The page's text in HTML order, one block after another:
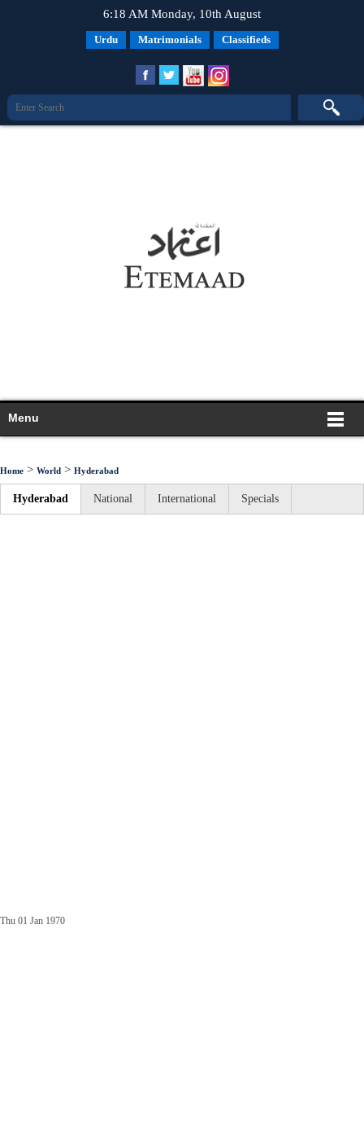
6:18 AM Monday, 10th August
Urdu Matrimonials Classifieds
Menu
Home > World > Hyderabad
Hyderabad National International Specials
Thu 01 Jan 1970